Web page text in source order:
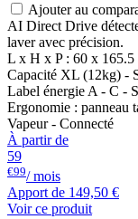
Ajouter au
AI Direct Drive
laver avec précision.
L x H x P : 60 x 165.5
Capacité XL (12kg) -
Label énergie A - C -
Ergonomie : panneau
Vapeur - Connecté
À partir de
59
€99/ mois
Apport de 149,50 €
Voir ce produit